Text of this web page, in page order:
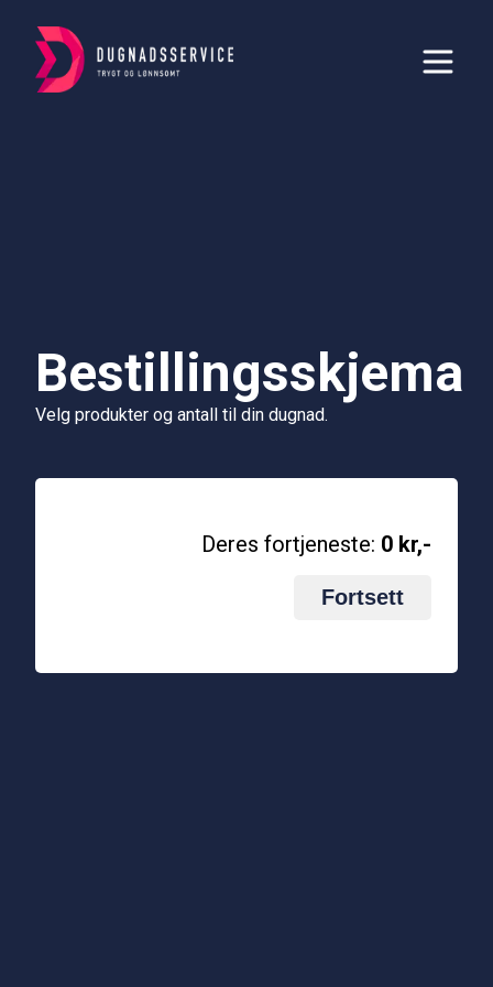
Bestillingsskjema
Velg produkter og antall til din dugnad.
Fortsett
Deres fortjeneste: 0 kr,-